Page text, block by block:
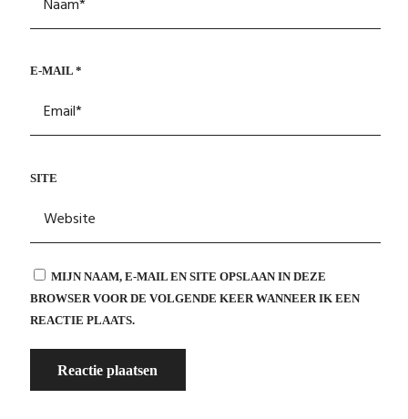
E-MAIL *
SITE
MIJN NAAM, E-MAIL EN SITE OPSLAAN IN DEZE
BROWSER VOOR DE VOLGENDE KEER WANNEER IK EEN
REACTIE PLAATS.